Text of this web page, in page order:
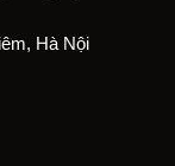
Hà Nội